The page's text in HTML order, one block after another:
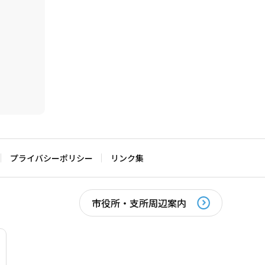
プライバシーポリシー リンク集
市役所・支所周辺案内